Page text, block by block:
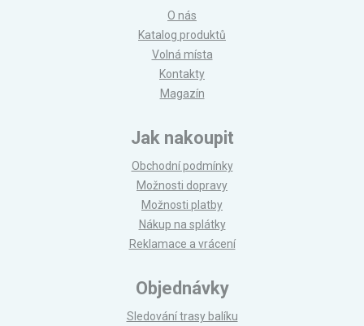
O nás
Katalog produktů
Volná místa
Kontakty
Magazín
Jak nakoupit
Obchodní podmínky
Možnosti dopravy
Možnosti platby
Nákup na splátky
Reklamace a vrácení
Objednávky
Sledování trasy balíku